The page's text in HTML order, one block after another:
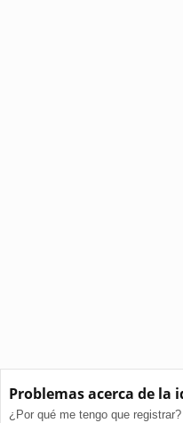
Problemas acerca de
¿Por qué me tengo que registrar?